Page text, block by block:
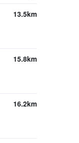
13.5km
15.8km
16.2km